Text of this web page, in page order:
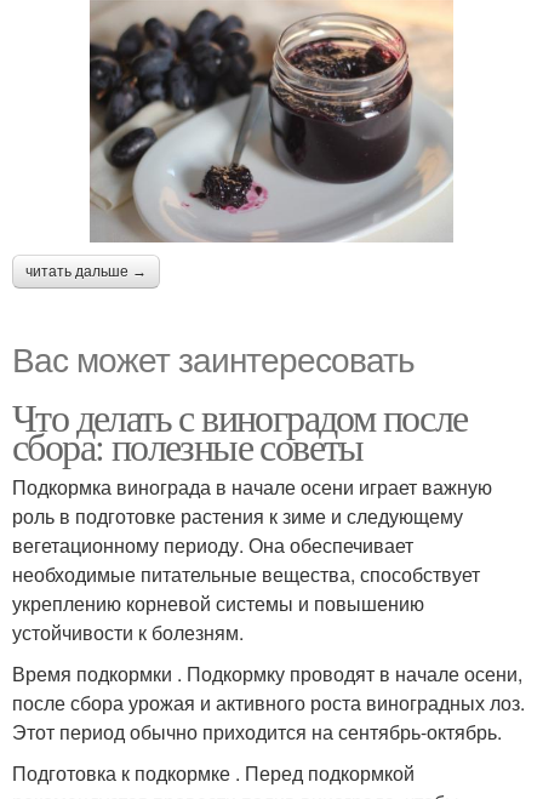
Целый виноград Виноград в сиропе
Виноград в горчичном
маринаде
Желе из винограда
Настойки из
сентябрьского
Пирог с виноградом Желе с виноградом
Намазка с виноградом
читать дальше →
Вас может заинтересовать
Что делать с виноградом после
сбора: полезные советы
Подкормка винограда в начале осени играет важную
роль в подготовке растения к зиме и следующему
вегетационному периоду. Она обеспечивает
необходимые питательные вещества, способствует
укреплению корневой системы и повышению
устойчивости к болезням.
Время подкормки . Подкормку проводят в начале осени,
после сбора урожая и активного роста виноградных лоз.
Этот период обычно приходится на сентябрь-октябрь.
Подготовка к подкормке . Перед подкормкой